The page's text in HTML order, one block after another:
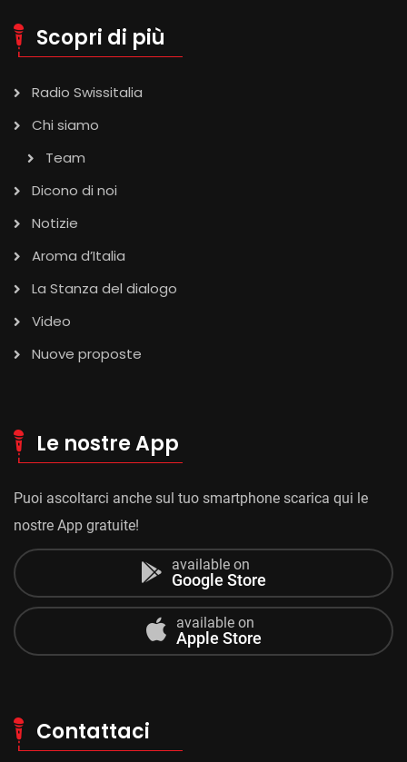
Scopri di più
Radio Swissitalia
Chi siamo
Team
Dicono di noi
Notizie
Aroma d’Italia
La Stanza del dialogo
Video
Nuove proposte
Le nostre App
Puoi ascoltarci anche sul tuo smartphone scarica qui le
nostre App gratuite!
available on
Google Store
available on
Apple Store
Contattaci